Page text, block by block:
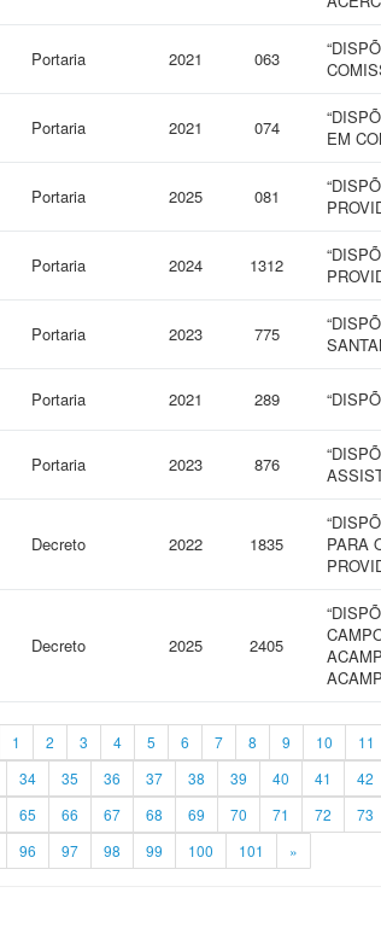
Portaria 2021 063
Portaria 2021 074
EM
Portaria 2025 081
Portaria 2024 1312
Portaria 2023 775
Portaria 2021 289
Portaria 2023 876
Decreto 2022 1835
PARA
Decreto 2025 2405
1 2 3 4 5 6 7 8 9 10 11
34 35 36 37 38 39 40 41 42
65 66 67 68 69 70 71 72 73
96 97 98 99 100 101 »